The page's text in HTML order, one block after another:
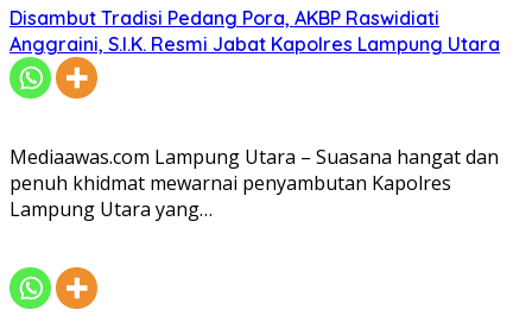
Disambut Tradisi Pedang Pora, AKBP Raswidiati
Anggraini, S.I.K. Resmi Jabat Kapolres Lampung Utara
Mediaawas.com Lampung Utara – Suasana hangat dan
penuh khidmat mewarnai penyambutan Kapolres
Lampung Utara yang…